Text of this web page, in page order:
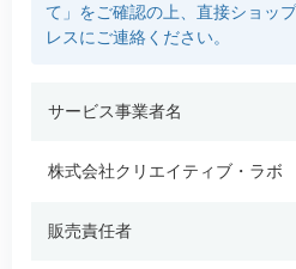
て」をご確認の上、直接ショッ
レスにご連絡ください。
サービス事業者名
株式会社クリエイティブ・ラボ
販売責任者